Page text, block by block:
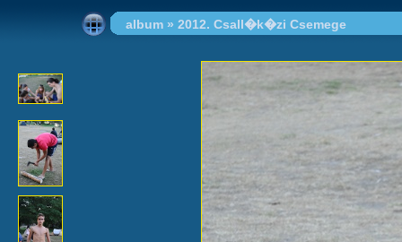
album » 2012. Csall�k�zi Csemege